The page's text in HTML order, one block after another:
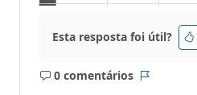
Esta resposta foi útil?
0 comentários
Sem